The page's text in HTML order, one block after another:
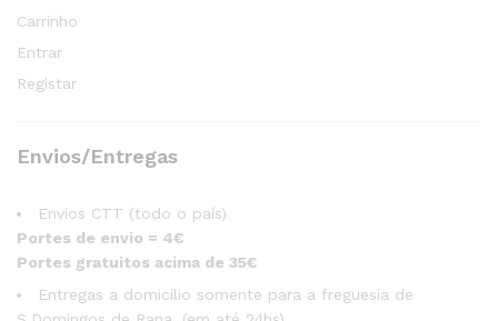
Carrinho
Entrar
Registar
Envios/Entregas
Envios CTT (todo o país)
Portes de envio = 4€
Portes gratuitos acima de 35€
Entregas a domicílio somente para a freguesia de